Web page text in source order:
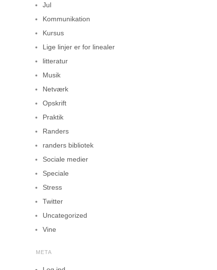
Jul
Kommunikation
Kursus
Lige linjer er for linealer
litteratur
Musik
Netværk
Opskrift
Praktik
Randers
randers bibliotek
Sociale medier
Speciale
Stress
Twitter
Uncategorized
Vine
META